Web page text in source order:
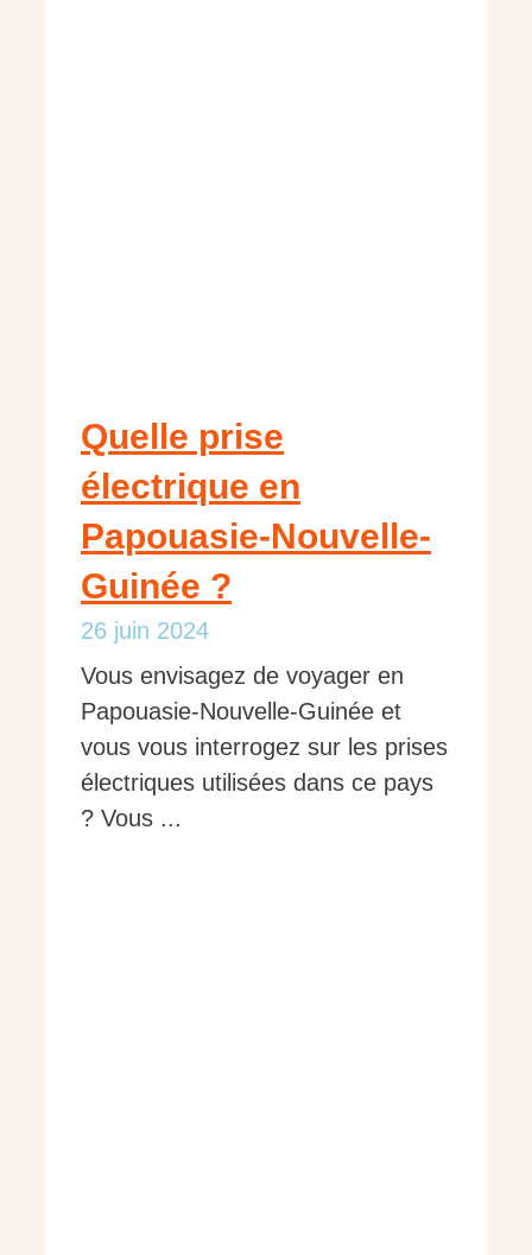
Quelle prise
électrique en
Papouasie-Nouvelle-
Guinée ?
26 juin 2024
Vous envisagez de voyager en
Papouasie-Nouvelle-Guinée et
vous vous interrogez sur les prises
électriques utilisées dans ce pays
? Vous ...